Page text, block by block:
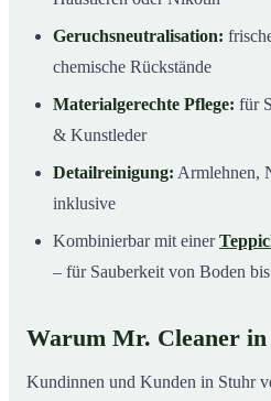
Geruchsneutralisation:
chemische Rückstände
Materialgerechte Pflege: für
& Kunstleder
Detailreinigung: Armlehnen,
inklusive
Kombinierbar mit einer
– für Sauberkeit von Boden
Warum Mr. Cleaner in
Kundinnen und Kunden in Stuhr